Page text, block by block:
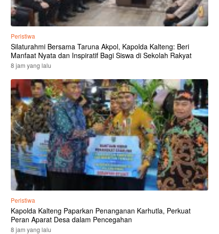
Peristiwa
Silaturahmi Bersama Taruna Akpol, Kapolda Kalteng: Beri
Manfaat Nyata dan Inspiratif Bagi Siswa di Sekolah Rakyat
8 jam yang lalu
Peristiwa
Kapolda Kalteng Paparkan Penanganan Karhutla, Perkuat
Peran Aparat Desa dalam Pencegahan
8 jam yang lalu